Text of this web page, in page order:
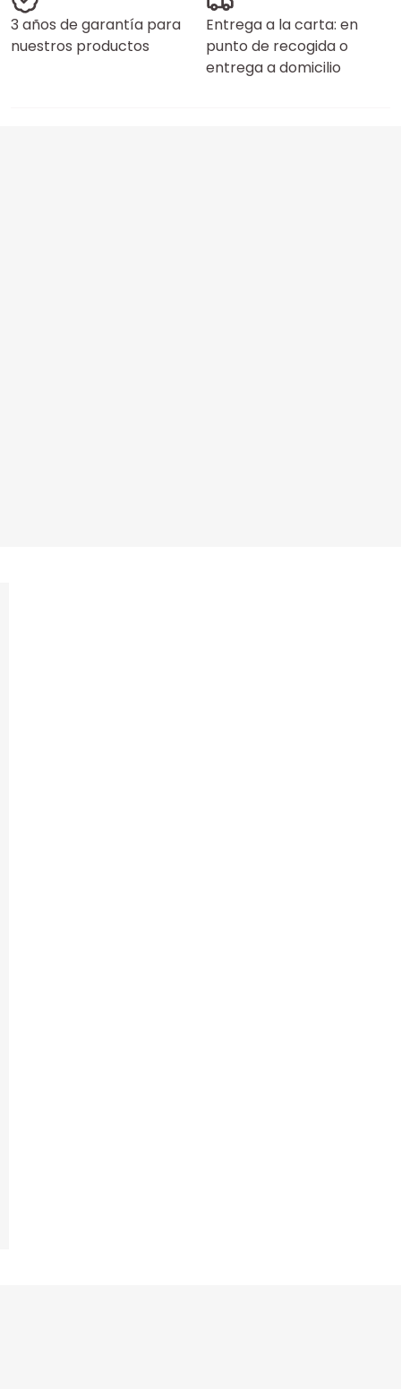
3 años de garantía para
nuestros productos
Entrega a la carta: en
punto de recogida o
entrega a domicilio